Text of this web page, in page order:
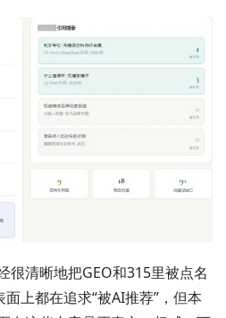
很清晰地把GEO和315里被点名
上都在追求“被AI推荐”，但本